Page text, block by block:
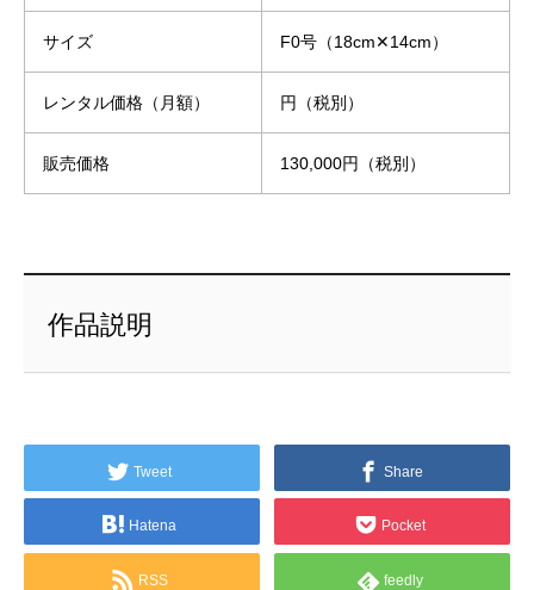
サイズ F0号（18cm✕14cm）
レンタル価格（月額） 円（税別）
販売価格 130,000円（税別）
作品説明
Tweet Share
Hatena Pocket
RSS feedly